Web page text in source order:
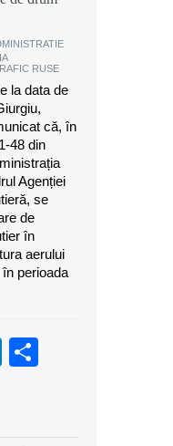
RUSE
la data de
că, în
48 din
Agenției
se
de
în
aerului
perioada
LinkedIn